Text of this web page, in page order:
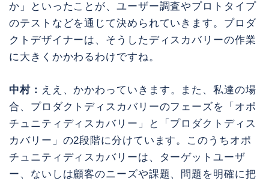
か」といったことが、ユーザー調査やプロトタイプ
のテストなどを通じて決められていきます。プロダ
クトデザイナーは、そうしたディスカバリーの作業
に大きくかかわるわけですね。
中村： ええ、かかわっていきます。また、私達の場
合、プロダクトディスカバリーのフェーズを「オポ
チュニティディスカバリー」と「プロダクトディス
カバリー」の2段階に分けています。このうちオポ
チュニティディスカバリーは、ターゲットユーザ
ー、ないしは顧客のニーズや課題、問題を明確に把